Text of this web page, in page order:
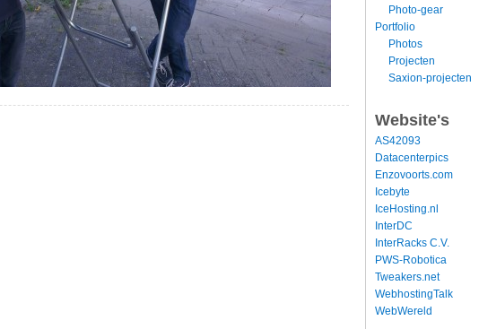
Photo-gear
Portfolio
Photos
Projecten
Saxion-projecten
Website's
AS42093
Datacenterpics
Enzovoorts.com
Icebyte
IceHosting.nl
InterDC
InterRacks C.V.
PWS-Robotica
Tweakers.net
WebhostingTalk
WebWereld